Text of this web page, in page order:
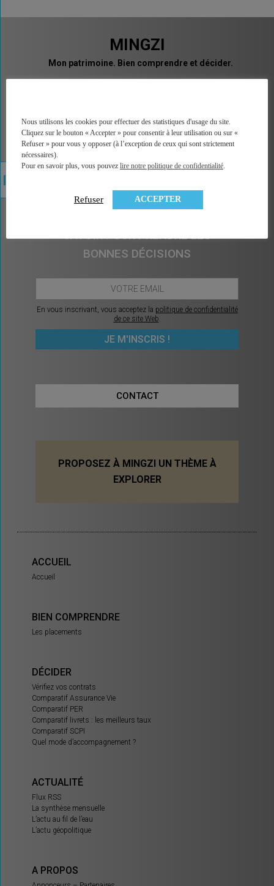
MINGZI
Mon patrimoine. Bien comprendre et décider.
direct à la bonne information, à une analyse factuelle
de plus de 350 contrats du marché, et sans arrière
pensée car MINGZI ne vend ni conseil ni placement.
MINGZI existe pour éclairer votre route, pour vous
rendre le choix et la décision plus faciles et plus
sereins.
SAVOIR POUR PRENDRE LES
BONNES DÉCISIONS
En vous inscrivant, vous acceptez la politique de confidentialité
de ce site Web.
CONTACT
PROPOSEZ À MINGZI UN THÈME À
EXPLORER
ACCUEIL
Accueil
BIEN COMPRENDRE
Les placements
DÉCIDER
Vérifiez vos contrats
Comparatif Assurance Vie
Comparatif PER
Comparatif livrets : les meilleurs taux
Comparatif SCPI
Quel mode d’accompagnement ?
ACTUALITÉ
Flux RSS
La synthèse mensuelle
L’actu au fil de l’eau
L’actu géopolitique
A PROPOS
Nous utilisons les cookies pour effectuer des statistiques d'usage du site.
Cliquez sur le bouton « Accepter » pour consentir à leur utilisation ou sur «
Refuser » pour vous y opposer (à l’exception de ceux qui sont strictement
nécessaires).
Pour en savoir plus, vous pouvez lire notre politique de confidentialité
Refuser ACCEPTER